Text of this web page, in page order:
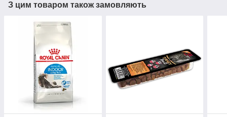
З цим товаром також замовляють